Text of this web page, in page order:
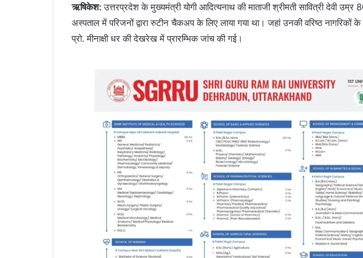
ऋषिकेश:उत्तरप्रदेश के मुख्यमंत्री योगी आदित्यनाथ की माताजी श्रीमती सावित्री देवी
अस्पताल में परिजनों द्वारा रुटीन चैकअप के लिए लाया गया था। जहां उनकी वरिष्ठ नागरिकों के
प्रो. मीनाक्षी धर की देखरेख में प्रारम्भिक जांच की गई।